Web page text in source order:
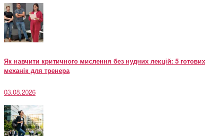
Як навчити критичного мислення без нудних лекцій: 5 готових
механік для тренера
03.08.2026